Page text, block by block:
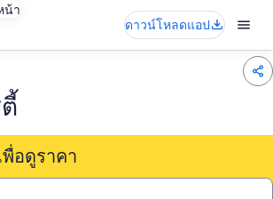
น้า
ดาวน์โหลดแอป
พื่อดูราคา